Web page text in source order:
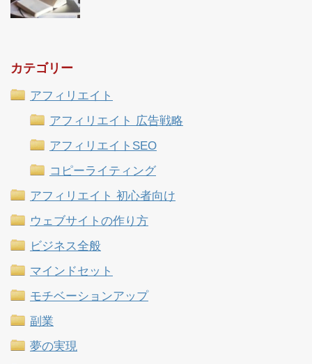
カテゴリー
アフィリエイト
アフィリエイト 広告戦略
アフィリエイトSEO
コピーライティング
アフィリエイト 初心者向け
ウェブサイトの作り方
ビジネス全般
マインドセット
モチベーションアップ
副業
夢の実現